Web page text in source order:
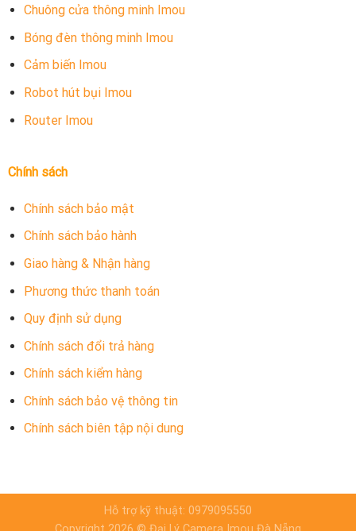
Chuông cửa thông minh Imou
Bóng đèn thông minh Imou
Cảm biến Imou
Robot hút bụi Imou
Router Imou
Chính sách
Chính sách bảo mật
Chính sách bảo hành
Giao hàng & Nhận hàng
Phương thức thanh toán
Quy định sử dụng
Chính sách đổi trả hàng
Chính sách kiểm hàng
Chính sách bảo vệ thông tin
Chính sách biên tập nội dung
Hỗ trợ kỹ thuật: 0979095550